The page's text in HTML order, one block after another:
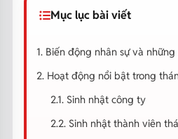
Mục lục bài viết
1. Biến động nhân sự và
2. Hoạt động nổi bật trong
2.1. Sinh nhật công ty
2.2. Sinh nhật thành viên